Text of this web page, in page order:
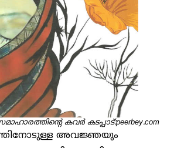
കവർ കടപ്പാട്:peerbey.com
അവജ്ഞയും